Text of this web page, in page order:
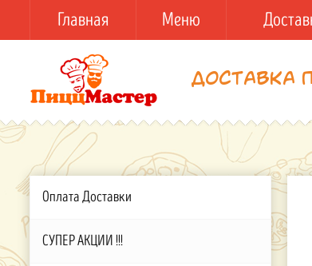
Главная Меню
Доставка
Оплата Доставки
СУПЕР АКЦИИ !!!